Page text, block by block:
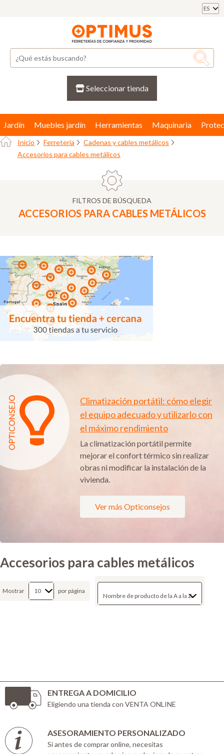
ES
Seleccionar tienda
Jardín Muebles jardín Herramientas Maquinaria
Inicio Ferretería
Cadenas y cables metálicos
Accesorios para cables metálicos
FILTROS DE BÚSQUEDA
ACCESORIOS PARA CABLES METÁLICOS
Climatización portátil: cómo elegir
el equipo adecuado y utilizarlo con
el máximo rendimiento
La climatización portátil permite
mejorar el confort térmico sin realizar
obras ni modificar la instalación de la
vivienda.
Ver más Opticonsejos
Accesorios para cables metálicos
Mostrar por página
ENTREGA A DOMICILIO
Eligiendo una tienda con VENTA ONLINE
ASESORAMIENTO PERSONALIZADO
Si antes de comprar online, necesitas